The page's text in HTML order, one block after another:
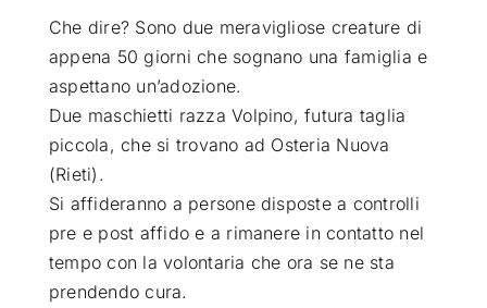
SEMPRE CON ME
Che dire? Sono due meravigliose creature di
appena 50 giorni che sognano una famiglia e
aspettano un’adozione.
Due maschietti razza Volpino, futura taglia
piccola, che si trovano ad Osteria Nuova
(Rieti).
Si affideranno a persone disposte a controlli
pre e post affido e a rimanere in contatto nel
tempo con la volontaria che ora se ne sta
prendendo cura.